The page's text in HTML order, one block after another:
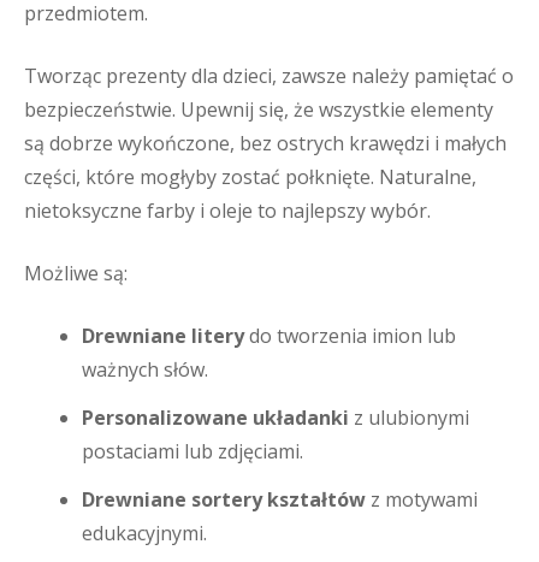
przedmiotem.
Tworząc prezenty dla dzieci, zawsze należy pamiętać o
bezpieczeństwie. Upewnij się, że wszystkie elementy
są dobrze wykończone, bez ostrych krawędzi i małych
części, które mogłyby zostać połknięte. Naturalne,
nietoksyczne farby i oleje to najlepszy wybór.
Możliwe są:
Drewniane literydo tworzenia imion lub
ważnych słów.
Personalizowane układanki z ulubionymi
postaciami lub zdjęciami.
Drewniane sortery kształtów z motywami
edukacyjnymi.